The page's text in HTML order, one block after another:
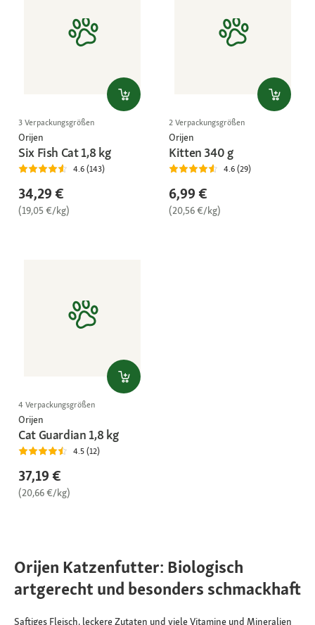
3 Verpackungsgrößen
Orijen
Six Fish Cat 1,8 kg
4.6 (143)
34,29 €
(19,05 €/kg)
2 Verpackungsgrößen
Orijen
Kitten 340 g
4.6 (29)
6,99 €
(20,56 €/kg)
4 Verpackungsgrößen
Orijen
Cat Guardian 1,8 kg
4.5 (12)
37,19 €
(20,66 €/kg)
Orijen Katzenfutter: Biologisch
artgerecht und besonders schmackhaft
Saftiges Fleisch, leckere Zutaten und viele Vitamine und Mineralien